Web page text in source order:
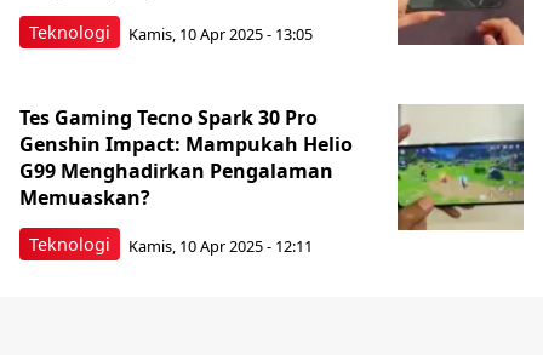
Teknologi Kamis, 10 Apr 2025 - 13:05
Teknologi
Tes Gaming Tecno Spark 30 Pro
Genshin Impact: Mampukah Helio
G99 Menghadirkan Pengalaman
Memuaskan?
Kamis, 10 Apr 2025 - 12:11